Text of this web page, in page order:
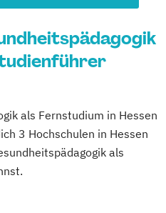
als Fernstudium in Hessen
3 Hochschulen in Hessen
als